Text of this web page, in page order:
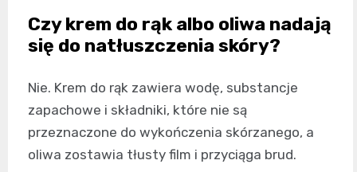
Czy krem do rąk albo oliwa nadają
się do natłuszczenia skóry?
Nie. Krem do rąk zawiera wodę, substancje
zapachowe i składniki, które nie są
przeznaczone do wykończenia skórzanego, a
oliwa zostawia tłusty film i przyciąga brud.